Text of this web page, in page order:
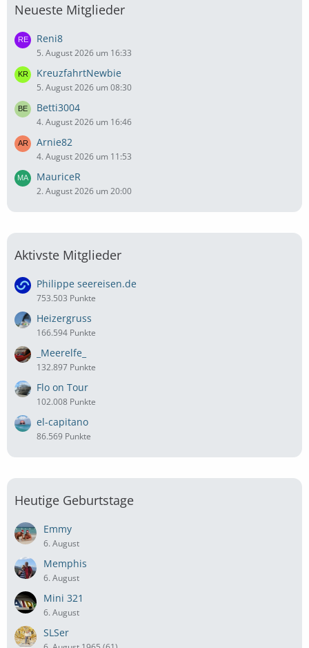
Neueste Mitglieder
Reni8
5. August 2026 um 16:33
KreuzfahrtNewbie
5. August 2026 um 08:30
Betti3004
4. August 2026 um 16:46
Arnie82
4. August 2026 um 11:53
MauriceR
2. August 2026 um 20:00
Aktivste Mitglieder
Philippe seereisen.de
753.503 Punkte
Heizergruss
166.594 Punkte
_Meerelfe_
132.897 Punkte
Flo on Tour
102.008 Punkte
el-capitano
86.569 Punkte
Heutige Geburtstage
Emmy
6. August
Memphis
6. August
Mini 321
6. August
SLSer